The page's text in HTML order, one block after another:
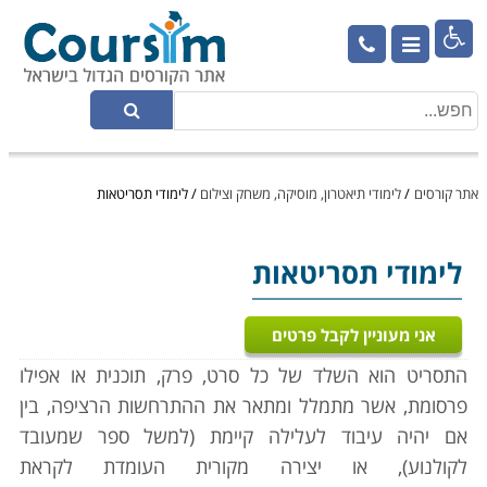

אתר קורסים /לימודי תיאטרון, מוסיקה, משחק וצילום /לימודי תסריטאות
לימודי תסריטאות
אני מעוניין לקבל פרטים
התסריט הוא השלד של כל סרט, פרק, תוכנית או אפילו
פרסומת, אשר מתמלל ומתאר את ההתרחשות הרציפה, בין
אם יהיה עיבוד לעלילה קיימת (למשל ספר שמעובד
לקולנוע), או יצירה מקורית העומדת לקראת